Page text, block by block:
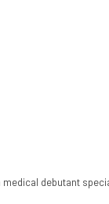
debutant